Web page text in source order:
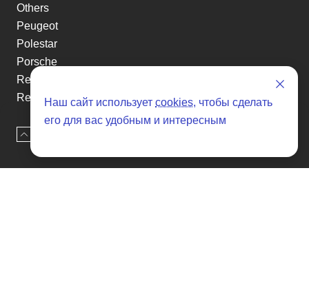
Others
Peugeot
Polestar
Porsche
Renault
Renault-KoreaSamsung
Rolls-Royce
Smart
Ssangyong
Subaru
Наш сайт использует cookies, чтобы сделать
его для вас удобным и интересным